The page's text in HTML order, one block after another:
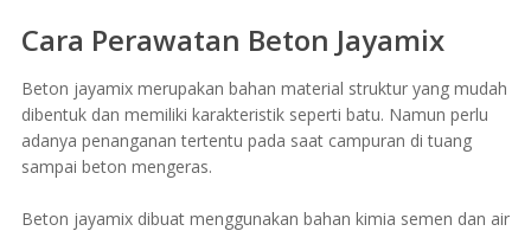
Cara Perawatan Beton Jayamix
Beton jayamix merupakan bahan material struktur yang mudah
dibentuk dan memiliki karakteristik seperti batu. Namun perlu
adanya penanganan tertentu pada saat campuran di tuang
sampai beton mengeras.
Beton jayamix dibuat menggunakan bahan kimia semen dan air